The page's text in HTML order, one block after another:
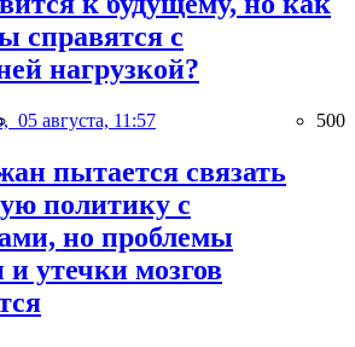
справятся с
нагрузкой?
05 августа, 11:57 500
пытается связать
политику с
но проблемы
и утечки мозгов